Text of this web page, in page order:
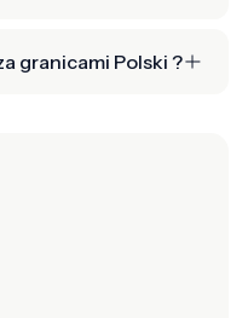
granicami Polski ?